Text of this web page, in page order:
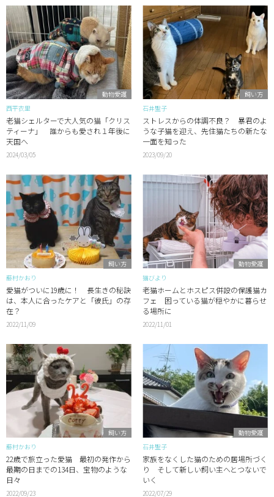
動物愛護
西平衣里
老猫シェルターで大人気の猫「クリス
ティーナ」 誰からも愛され１年後に
天国へ
2024/03/05
飼い方
石井聖子
ストレスからの体調不良？ 暴君のよ
うな子猫を迎え、先住猫たちの新たな
一面を知った
2023/09/20
飼い方
藤村かおり
愛猫がついに19歳に！ 長生きの秘訣
は、本人に合ったケアと「彼氏」の存
在？
2022/11/09
動物愛護
猫びより
老猫ホームとホスピス併設の保護猫カ
フェ 困っている猫が穏やかに暮らせ
る場所に
2022/11/01
飼い方
藤村かおり
22歳で旅立った愛猫 最初の発作から
最期の日までの134日、宝物のような
日々
2022/09/23
動物愛護
石井聖子
家族をなくした猫のための居場所づく
り そして新しい飼い主へとつないで
いく
2022/07/29